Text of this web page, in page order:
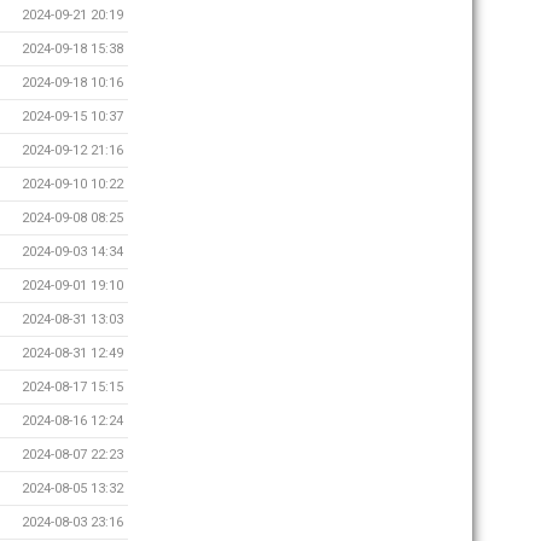
2024-09-21 20:19
2024-09-18 15:38
2024-09-18 10:16
2024-09-15 10:37
2024-09-12 21:16
2024-09-10 10:22
2024-09-08 08:25
2024-09-03 14:34
2024-09-01 19:10
2024-08-31 13:03
2024-08-31 12:49
2024-08-17 15:15
2024-08-16 12:24
2024-08-07 22:23
2024-08-05 13:32
2024-08-03 23:16